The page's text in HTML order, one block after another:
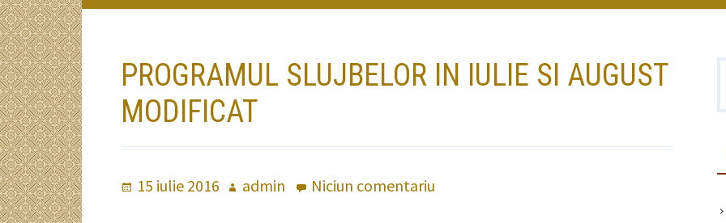
PROGRAMUL SLUJBELOR IN IULIE SI AUGUST
MODIFICAT
Publicat
15 iulie 2016 Autor
admin Niciun comentariu